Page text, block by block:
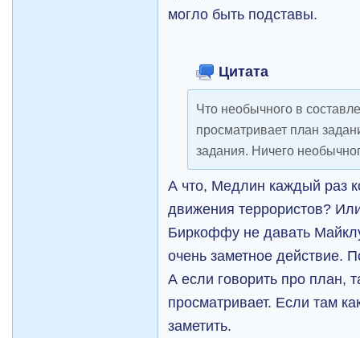
могло быть подставы.
Цитата
Что необычного в
просматривает план
задания. Ничего
А что, Медлин каждый раз
движения террористов?
Биркоффу не давать
очень заметное действие.
А если говорить про план,
просматривает. Если там
заметить.